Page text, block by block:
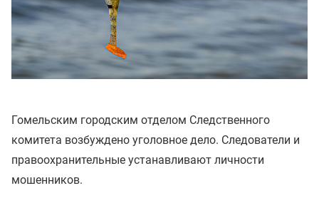
Гомельским городским отделом Следственного
комитета возбуждено уголовное дело. Следователи и
правоохранительные устанавливают личности
мошенников.